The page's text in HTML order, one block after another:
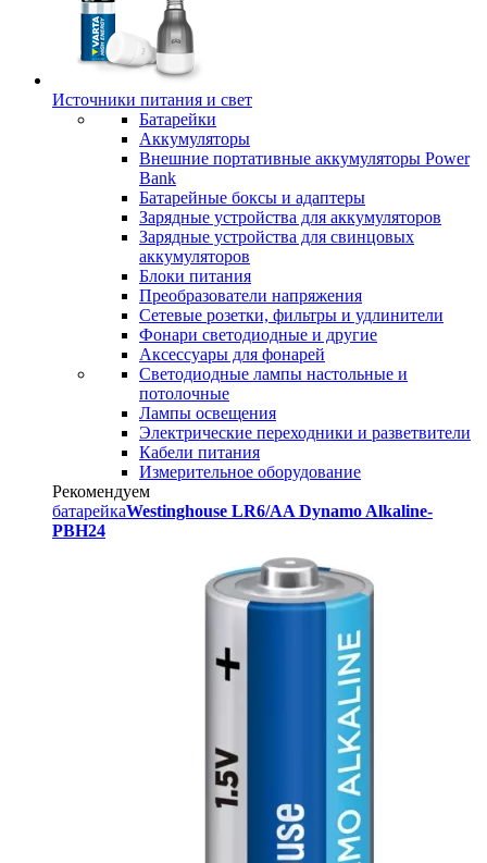
Источники питания и свет
Батарейки
Аккумуляторы
Внешние портативные аккумуляторы Power
Bank
Батарейные боксы и адаптеры
Зарядные устройства для аккумуляторов
Зарядные устройства для свинцовых
аккумуляторов
Блоки питания
Преобразователи напряжения
Сетевые розетки, фильтры и удлинители
Фонари светодиодные и другие
Аксессуары для фонарей
Светодиодные лампы настольные и
потолочные
Лампы освещения
Электрические переходники и разветвители
Кабели питания
Измерительное оборудование
Рекомендуем
батарейкаWestinghouse LR6/AA Dynamo Alkaline-
PBH24